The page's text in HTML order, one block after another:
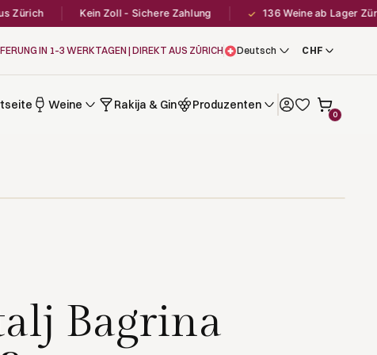
Kein Zoll - Sichere Zahlung 136 Weine ab Lager Zürich
IN 1–3 WERKTAGEN | DIREKT AUS ZÜRICH Deutsch
Weine Rakija & Gin Produzenten
0
Bagrina